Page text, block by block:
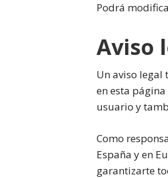
Podrá
Aviso
Un aviso legal
en esta
usuario y
Como
España y en
garantizarte